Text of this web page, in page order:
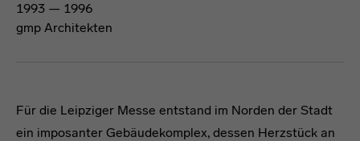
1993 — 1996
gmp Architekten
Für die Leipziger Messe entstand im Norden der Stadt
ein imposanter Gebäudekomplex, dessen Herzstück an